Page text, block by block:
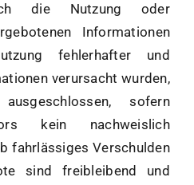
die Nutzung oder
Informationen
fehlerhafter und
verursacht wurden,
sofern
kein nachweislich
fahrlässiges Verschulden
sind freibleibend und